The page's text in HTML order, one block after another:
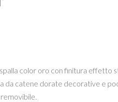
color oro con finitura effetto
da catene dorate decorative e